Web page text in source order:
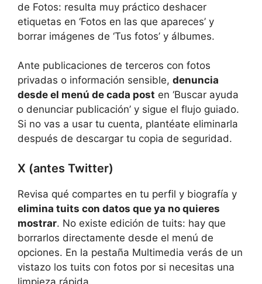
de Fotos: resulta muy práctico deshacer
etiquetas en ‘Fotos en las que apareces’ y
borrar imágenes de ‘Tus fotos’ y álbumes.
Ante publicaciones de terceros con fotos
privadas o información sensible, denuncia
desde el menú de cada post en ‘Buscar ayuda
o denunciar publicación’ y sigue el flujo guiado.
Si no vas a usar tu cuenta, plantéate eliminarla
después de descargar tu copia de seguridad.
X (antes Twitter)
Revisa qué compartes en tu perfil y biografía y
elimina tuits con datos que ya no quieres
mostrar. No existe edición de tuits: hay que
borrarlos directamente desde el menú de
opciones. En la pestaña Multimedia verás de un
vistazo los tuits con fotos por si necesitas una
limpieza rápida.